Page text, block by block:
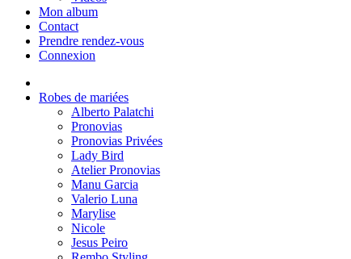
Mon album
Contact
Prendre rendez-vous
Connexion
Robes de mariées
Alberto Palatchi
Pronovias
Pronovias Privées
Lady Bird
Atelier Pronovias
Manu Garcia
Valerio Luna
Marylise
Nicole
Jesus Peiro